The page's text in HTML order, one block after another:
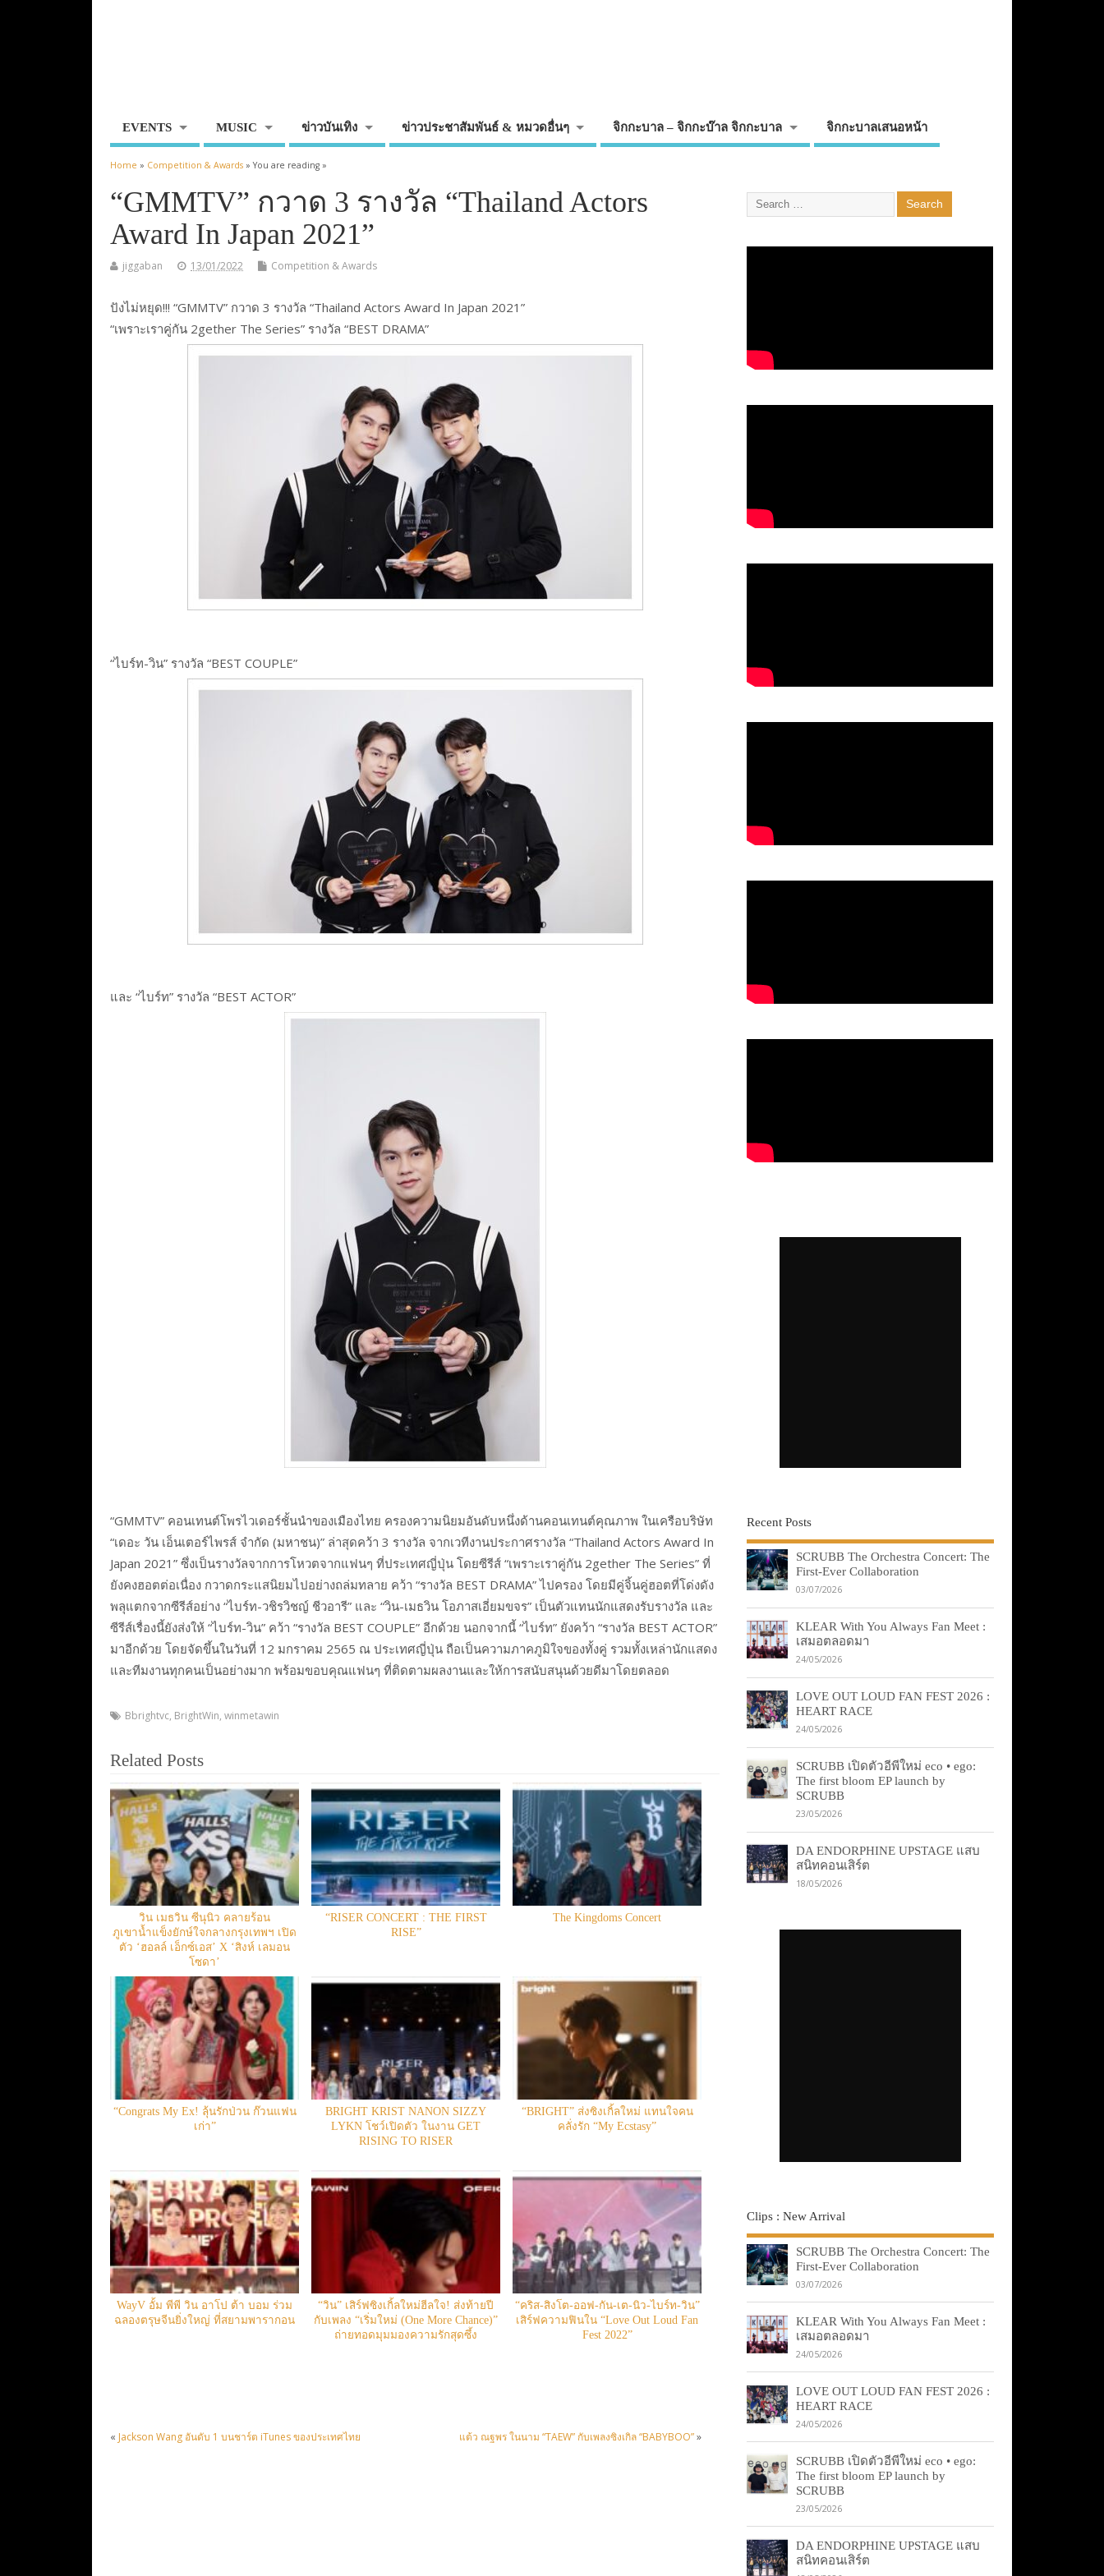
EVENTS MUSIC ข่าวบันเทิง ข่าวประชาสัมพันธ์ & หมวดอื่นๆ จิกกะบาล – จิกกะบ๊าล จิกกะบาล จิกกะบาลเสนอหน้า
Home » Competition & Awards » You are reading »
“GMMTV” กวาด 3 รางวัล “Thailand Actors
Award In Japan 2021”
jiggaban 13/01/2022 Competition & Awards
ปังไม่หยุด!!! “GMMTV” กวาด 3 รางวัล “Thailand Actors Award In Japan 2021”
“เพราะเราคู่กัน 2gether The Series” รางวัล “BEST DRAMA”
“ไบร์ท-วิน” รางวัล “BEST COUPLE”
และ “ไบร์ท” รางวัล “BEST ACTOR”
“GMMTV” คอนเทนต์โพรไวเดอร์ชั้นนำของเมืองไทย ครองความนิยมอันดับหนึ่งด้านคอนเทนต์คุณภาพ ในเครือบริษัท
“เดอะ วัน เอ็นเตอร์ไพรส์ จำกัด (มหาชน)” ล่าสุดคว้า 3 รางวัล จากเวทีงานประกาศรางวัล “Thailand Actors Award In
Japan 2021” ซึ่งเป็นรางวัลจากการโหวตจากแฟนๆ ที่ประเทศญี่ปุ่น โดยซีรีส์ “เพราะเราคู่กัน 2gether The Series” ที่
ยังคงฮอตต่อเนื่อง กวาดกระแสนิยมไปอย่างถล่มทลาย คว้า “รางวัล BEST DRAMA” ไปครอง โดยมีคู่จิ้นคู่ฮอตที่โด่งดัง
พลุแตกจากซีรีส์อย่าง “ไบร์ท-วชิรวิชญ์ ชีวอารี” และ “วิน-เมธวิน โอภาสเอี่ยมขจร” เป็นตัวแทนนักแสดงรับรางวัล และ
ซีรีส์เรื่องนี้ยังส่งให้ “ไบร์ท-วิน” คว้า “รางวัล BEST COUPLE” อีกด้วย นอกจากนี้ “ไบร์ท” ยังคว้า “รางวัล BEST ACTOR”
มาอีกด้วย โดยจัดขึ้นในวันที่ 12 มกราคม 2565 ณ ประเทศญี่ปุ่น ถือเป็นความภาคภูมิใจของทั้งคู่ รวมทั้งเหล่านักแสดง
และทีมงานทุกคนเป็นอย่างมาก พร้อมขอบคุณแฟนๆ ที่ติดตามผลงานและให้การสนับสนุนด้วยดีมาโดยตลอด
Bbrightvc, BrightWin,winmetawin
Related Posts
วิน เมธวิน ซีนุนิว คลายร้อน
ภูเขาน้ำแข็งยักษ์ใจกลางกรุงเทพฯ เปิด
ตัว ‘ฮอลล์ เอ็กซ์เอส’ X ‘สิงห์ เลมอน
โซดา’
“RISER CONCERT : THE FIRST
RISE”
The Kingdoms Concert
“Congrats My Ex! ลุ้นรักป่วน ก๊วนแฟน
เก่า”
BRIGHT KRIST NANON SIZZY
LYKN โชว์เปิดตัว ในงาน GET
RISING TO RISER
“BRIGHT” ส่งซิงเกิ้ลใหม่ แทนใจคน
คลั่งรัก “My Ecstasy”
WayV อั้ม พีพี วิน อาโป ต้า บอม ร่วม
ฉลองตรุษจีนยิ่งใหญ่ ที่สยามพารากอน
“วิน” เสิร์ฟซิงเกิ้ลใหม่ฮีลใจ! ส่งท้ายปี
กับเพลง “เริ่มใหม่ (One More Chance)”
ถ่ายทอดมุมมองความรักสุดซึ้ง
“คริส-สิงโต-ออฟ-กัน-เต-นิว-ไบร์ท-วิน”
เสิร์ฟความฟินใน “Love Out Loud Fan
Fest 2022”
« Jackson Wang อันดับ 1 บนชาร์ต iTunes ของประเทศไทย แต้ว ณฐพร ในนาม “TAEW” กับเพลงซิงเกิล “BABYBOO”»
Recent Posts
SCRUBB The Orchestra Concert: The
First-Ever Collaboration
03/07/2026
KLEAR With You Always Fan Meet :
เสมอตลอดมา
24/05/2026
LOVE OUT LOUD FAN FEST 2026 :
HEART RACE
24/05/2026
SCRUBB เปิดตัวอีพีใหม่ eco • ego:
The first bloom EP launch by
SCRUBB
23/05/2026
DA ENDORPHINE UPSTAGE แสบ
สนิทคอนเสิร์ต
18/05/2026
Clips : New Arrival
SCRUBB The Orchestra Concert: The
First-Ever Collaboration
03/07/2026
KLEAR With You Always Fan Meet :
เสมอตลอดมา
24/05/2026
LOVE OUT LOUD FAN FEST 2026 :
HEART RACE
24/05/2026
SCRUBB เปิดตัวอีพีใหม่ eco • ego:
The first bloom EP launch by
SCRUBB
23/05/2026
DA ENDORPHINE UPSTAGE แสบ
สนิทคอนเสิร์ต